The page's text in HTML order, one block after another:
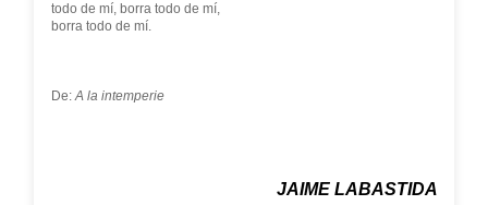
todo de mí, borra todo de mí,
borra todo de mí.
De:A la intemperie
JAIME LABASTIDA